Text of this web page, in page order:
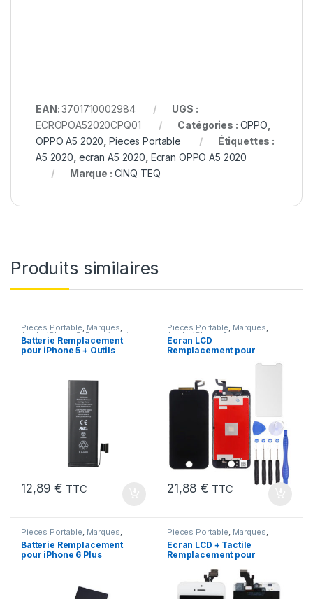
EAN:3701710002984
UGS :
ECROPOA52020CPQ01
Catégories : OPPO,
OPPO A5 2020, Pieces Portable
Étiquettes :
A5 2020, ecran A5 2020, Ecran OPPO A5 2020
Marque : CINQ TEQ
Produits similaires
Pieces Portable, Marques,
Apple iPhone 5 , Batteries et
chargeurs,Batteries Apple
Batterie Remplacement
pour iPhone 5 + Outils
12,89€ TTC
Pieces Portable, Marques,
Apple iPhone 6s
Ecran LCD
Remplacement pour
21,88€ TTC
Pieces Portable, Marques,
iPhone 6 Plus Batteries et
chargeurs,Batteries Apple
Batterie Remplacement
pour iPhone 6 Plus
Pieces Portable, Marques,
Apple iPhone 5
Ecran LCD + Tactile
Remplacement pour